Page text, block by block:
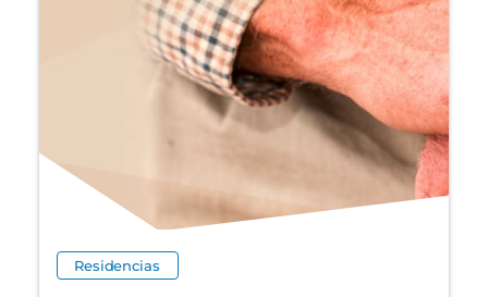
Residencias